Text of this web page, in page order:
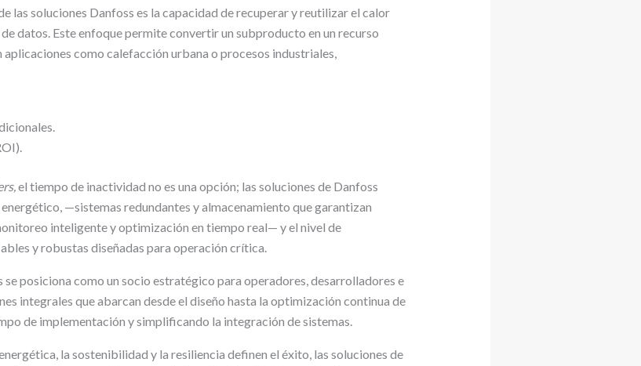
las soluciones Danfoss es la capacidad de recuperar y reutilizar el calor
datos. Este enfoque permite convertir un subproducto en un recurso
aplicaciones como calefacción urbana o procesos industriales,
el tiempo de inactividad no es una opción; las soluciones de Danfoss
—sistemas redundantes y almacenamiento que garantizan
inteligente y optimización en tiempo real— y el nivel de
y robustas diseñadas para operación crítica.
posiciona como un socio estratégico para operadores, desarrolladores e
integrales que abarcan desde el diseño hasta la optimización continua de
de implementación y simplificando la integración de sistemas.
la sostenibilidad y la resiliencia definen el éxito, las soluciones de